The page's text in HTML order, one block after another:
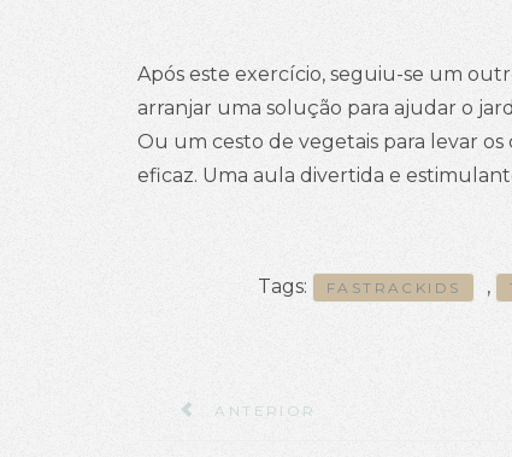
Após este exercício, seguiu-se um
arranjar uma solução para ajudar o
Ou um cesto de vegetais para levar
eficaz. Uma aula divertida e
Tags: FASTRACKIDS ,
ARTIGO ANTERIOR: VAMOS
ANTERIOR